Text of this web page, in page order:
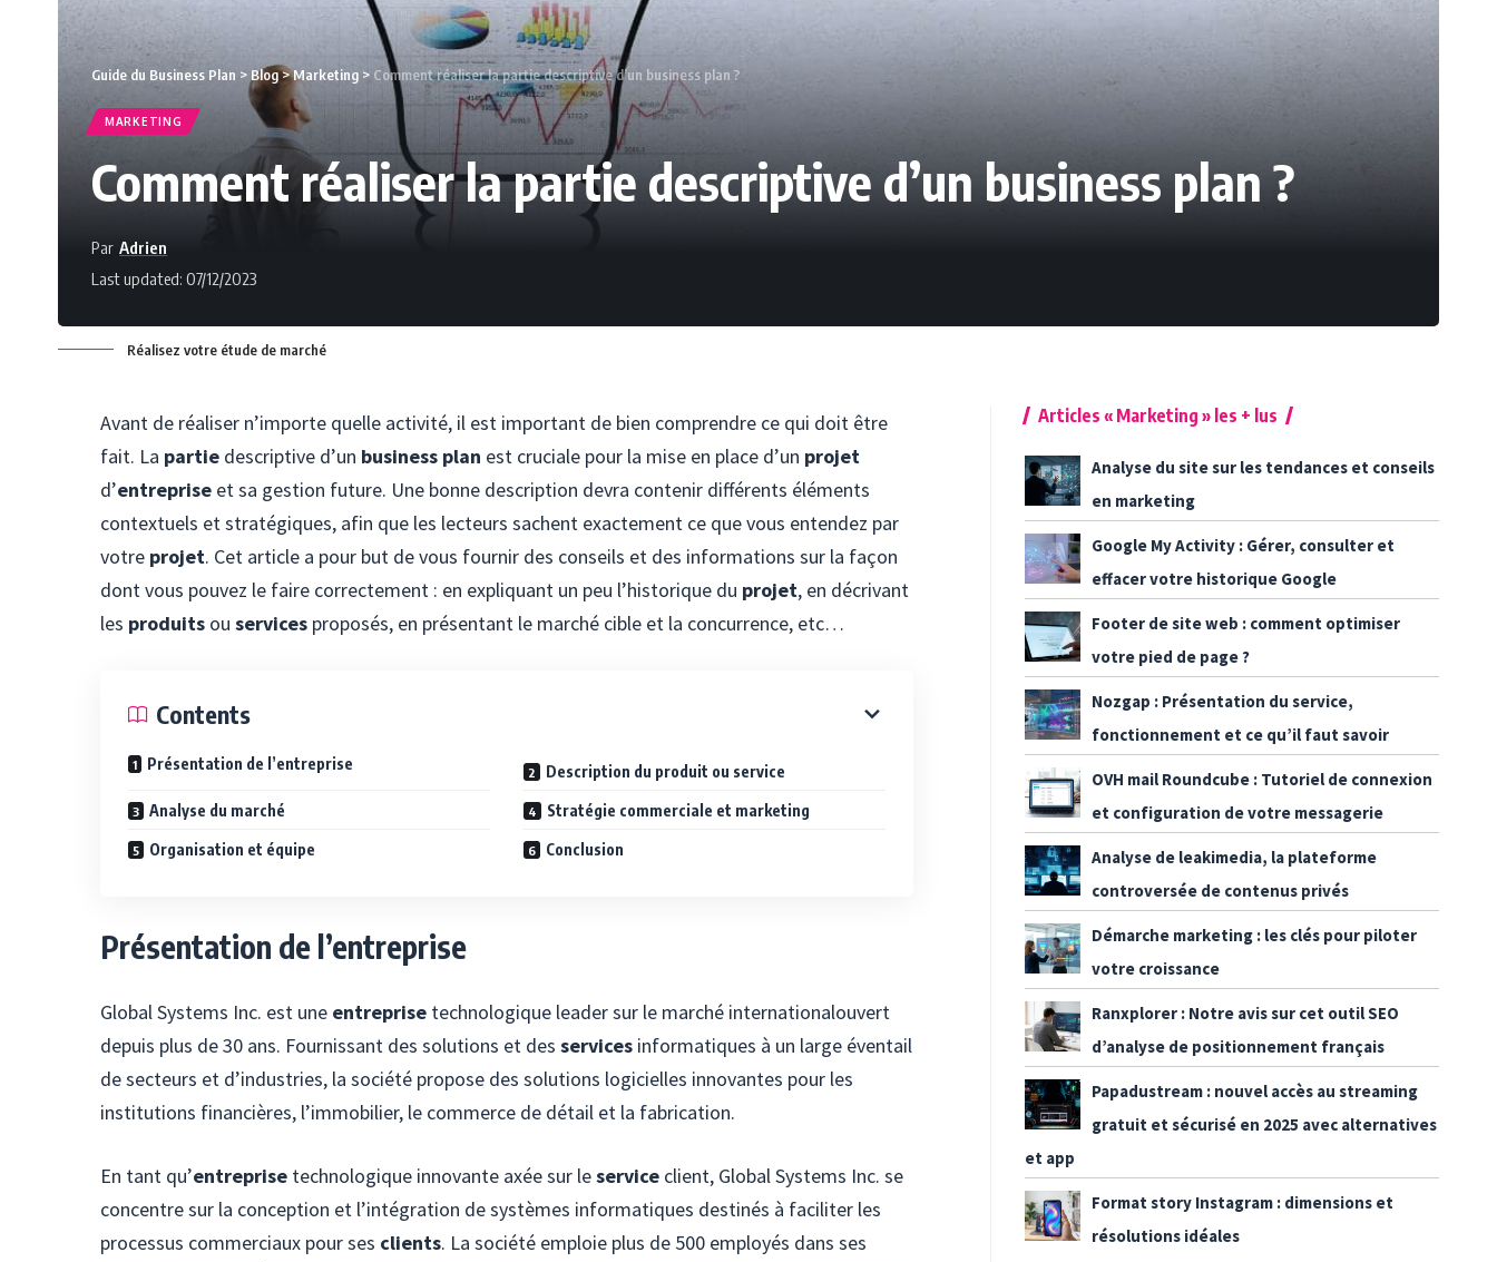
Guide du Business Plan > Blog>Marketing > Comment réaliser la partie descriptive d’un business plan ?
MARKETING
Comment réaliser la partie descriptive d’un business plan ?
Last updated: 07/12/2023
Par Adrien
Réalisez votre étude de marché
Avant de réaliser n’importe quelle activité, il est important de bien comprendre ce qui doit être
fait. La partie descriptive d’un business plan est cruciale pour la mise en place d’un projet
d’entreprise et sa gestion future. Une bonne description devra contenir différents éléments
contextuels et stratégiques, afin que les lecteurs sachent exactement ce que vous entendez par
votre projet. Cet article a pour but de vous fournir des conseils et des informations sur la façon
dont vous pouvez le faire correctement : en expliquant un peu l’historique du projet, en décrivant
les produits ouservices proposés, en présentant le marché cible et la concurrence, etc…
Contents
Présentation de l’entreprise Description du produit ou service
Analyse du marché Stratégie commerciale et marketing
Organisation et équipe Conclusion
Présentation de l’entreprise
Global Systems Inc. est une entreprise technologique leader sur le marché internationalouvert
depuis plus de 30 ans. Fournissant des solutions et desservices informatiques à un large éventail
de secteurs et d’industries, la société propose des solutions logicielles innovantes pour les
institutions financières, l’immobilier, le commerce de détail et la fabrication.
En tant qu’entreprise technologique innovante axée sur leservice client, Global Systems Inc. se
concentre sur la conception et l’intégration de systèmes informatiques destinés à faciliter les
processus commerciaux pour ses clients. La société emploie plus de 500 employés dans ses
Articles « Marketing » les + lus
Analyse du site sur les tendances et conseils
en marketing
Google My Activity : Gérer, consulter et
effacer votre historique Google
Footer de site web : comment optimiser
votre pied de page ?
Nozgap : Présentation du service,
fonctionnement et ce qu’il faut savoir
OVH mail Roundcube : Tutoriel de connexion
et configuration de votre messagerie
Analyse de leakimedia, la plateforme
controversée de contenus privés
Démarche marketing : les clés pour piloter
votre croissance
Ranxplorer : Notre avis sur cet outil SEO
d’analyse de positionnement français
Papadustream : nouvel accès au streaming
gratuit et sécurisé en 2025 avec alternatives
et app
Format story Instagram : dimensions et
résolutions idéales